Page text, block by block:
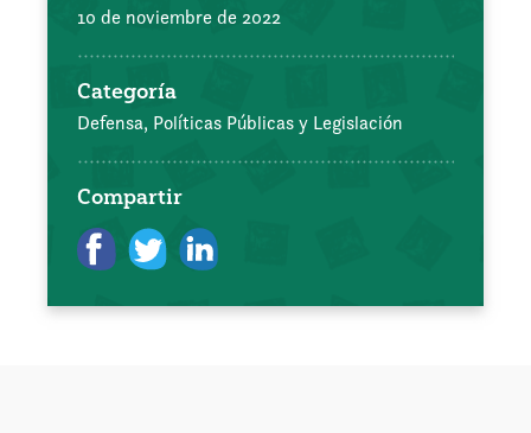
10 de noviembre de 2022
Categoría
Defensa, Políticas Públicas y Legislación
Compartir